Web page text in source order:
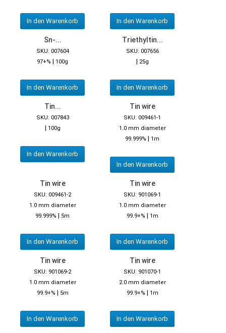
In den Warenkorb In den Warenkorb
Sn-...
SKU: 007604
97+% | 100g
In den Warenkorb
Triethyltin...
SKU: 007656
| 25g
In den Warenkorb
Tin...
SKU: 007843
| 100g
In den Warenkorb
Tin wire
SKU: 009461-1
1.0 mm diameter
99.999% | 1m
In den Warenkorb
Tin wire
SKU: 009461-2
1.0 mm diameter
99.999% | 5m
In den Warenkorb
Tin wire
SKU: 901069-1
1.0 mm diameter
99.9+% | 1m
In den Warenkorb
Tin wire
SKU: 901069-2
1.0 mm diameter
99.9+% | 5m
In den Warenkorb
Tin wire
SKU: 901070-1
2.0 mm diameter
99.9+% | 1m
In den Warenkorb